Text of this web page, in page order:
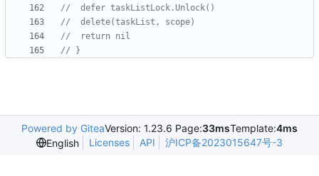
// 	defer taskListLock.Unlock()
// 	delete(taskList, scope)
// 	return nil
// }
Powered by GiteaVersion: 1.23.6 Page:33msTemplate:4ms
English
Licenses API 沪ICP备2023015647号-3